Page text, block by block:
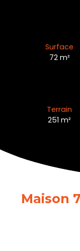
Surface
72 m²
Terrain
251m²
Maison